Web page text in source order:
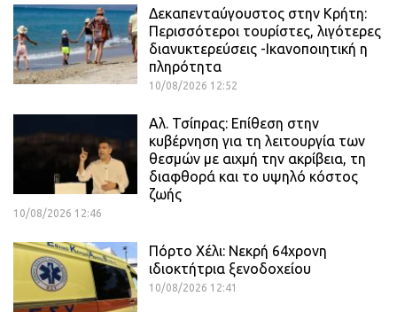
Δεκαπενταύγουστος στην Κρήτη:
Περισσότεροι τουρίστες, λιγότερες
διανυκτερεύσεις -Ικανοποιητική η
πληρότητα
10/08/2026 12:52
Αλ. Τσίπρας: Επίθεση στην
κυβέρνηση για τη λειτουργία των
θεσμών με αιχμή την ακρίβεια, τη
διαφθορά και το υψηλό κόστος
ζωής
10/08/2026 12:46
Πόρτο Χέλι: Νεκρή 64χρονη
ιδιοκτήτρια ξενοδοχείου
10/08/2026 12:41